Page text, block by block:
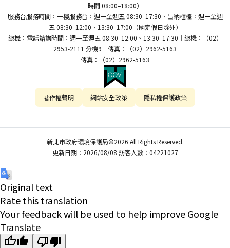
時間 08:00–18:00）
服務台服務時間：一樓服務台：週一至週五 08:30–17:30、出納櫃檯：週一至週
五 08:30–12:00、13:30–17:00（國定假日除外）
總機：電話諮詢時間：週一至週五 08:30–12:00、13:30–17:30｜總機：（02）
2953-2111 分機9 傳真：（02）2962-5163
傳真：（02）2962-5163
著作權聲明 網站安全政策 隱私權保護政策
新北市政府環境保護局©2026 All Rights Reserved.
更新日期：2026/08/08 訪客人數：04221027
Original text
Rate this translation
Your feedback will be used to help improve Google
Translate